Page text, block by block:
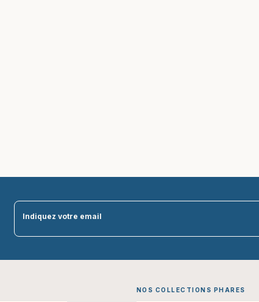
Indiquez votre email
NOS COLLECTIONS PHARES